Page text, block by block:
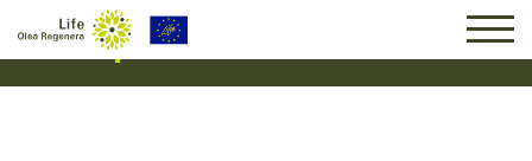
Suscripción #16324